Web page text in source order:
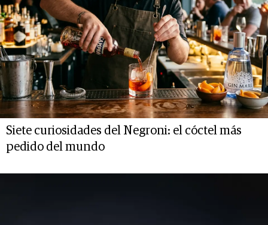
Siete curiosidades del Negroni: el cóctel más
pedido del mundo